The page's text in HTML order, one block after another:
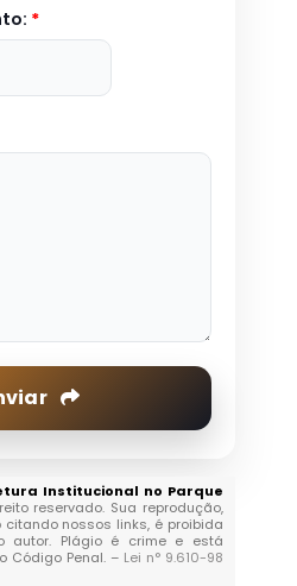
*
Institucional no Parque
reservado. Sua reprodução,
nossos links, é proibida
autor. Plágio é crime e está
Código Penal. – Lei n° 9.610-98